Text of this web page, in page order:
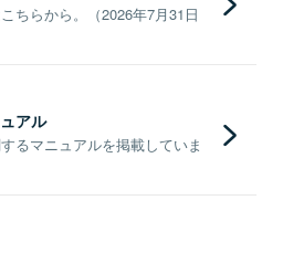
ちらから。（2026年7月31日
アル
るマニュアルを掲載していま